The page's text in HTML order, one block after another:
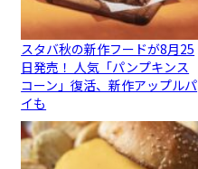
スタバ秋の新作フードが8月25
日発売！ 人気「パンプキンス
コーン」復活、新作アップルパ
イも